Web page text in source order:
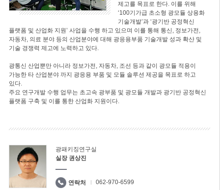
제고를 목표로 한다. 이를 위해
‘100기가급 초소형 광모듈 상용화
기술개발’과 ‘광기반 공정혁신
플랫폼 및 산업화 지원’ 사업을 수행 하고 있으며 이를 통해 통신, 정보가전,
자동차, 의료 분야 등의 산업분야에 대해 광응용부품 기술개발 성과 확산 및
기술 경쟁력 제고에 노력하고 있다.
광통신 산업뿐만 아니라 정보가전, 자동차, 조선 등과 같이 광모듈 적용이
가능한 타 산업분야 까지 광응용 부품 및 모듈 솔루션 제공을 목표로 하고
있다.
주요 연구개발 수행 업무는 초고속 광부품 및 광모듈 개발과 광기반 공정혁신
플랫폼 구축 및 이를 통한 산업화 지원이다.
광패키징연구실
실장 권상진
연락처 062-970-6599